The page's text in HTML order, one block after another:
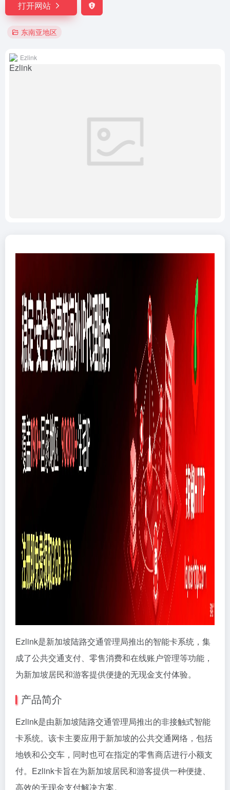
打开网站
东南亚地区
Ezlink
Ezlink是新加坡陆路交通管理局推出的智能卡系统，集
成了公共交通支付、零售消费和在线账户管理等功能，
为新加坡居民和游客提供便捷的无现金支付体验。
产品简介
Ezlink是由新加坡陆路交通管理局推出的非接触式智能
卡系统。该卡主要应用于新加坡的公共交通网络，包括
地铁和公交车，同时也可在指定的零售商店进行小额支
付。Ezlink卡旨在为新加坡居民和游客提供一种便捷、
高效的无现金支付解决方案。